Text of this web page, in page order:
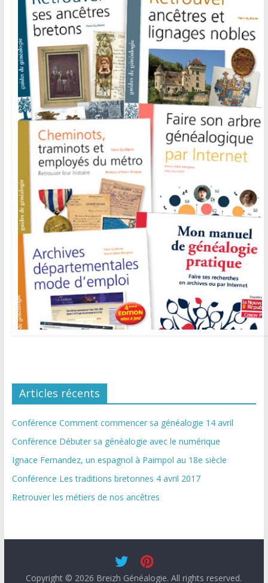
Articles récents
Conférence Comment commencer sa généalogie 14 avril
Conférence Débuter sa généalogie avec le numérique
Ignace Fernandez, un espagnol à Paimpol au 18e siècle
Conférence Les traditions bretonnes 4 avril 2017
Retrouver les métiers de nos ancêtres
Copyright © 2026 Breizh Généalogie. All rights reserved.